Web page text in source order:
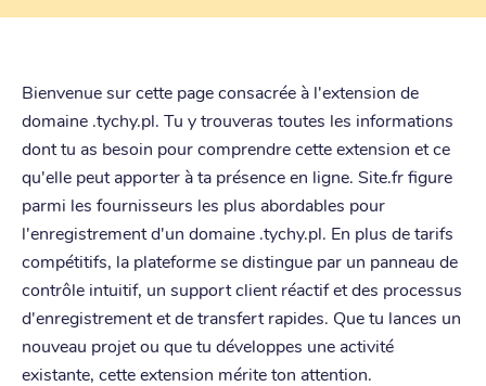
Bienvenue sur cette page consacrée à l'extension de
domaine .tychy.pl. Tu y trouveras toutes les informations
dont tu as besoin pour comprendre cette extension et ce
qu'elle peut apporter à ta présence en ligne. Site.fr figure
parmi les fournisseurs les plus abordables pour
l'enregistrement d'un domaine .tychy.pl. En plus de tarifs
compétitifs, la plateforme se distingue par un panneau de
contrôle intuitif, un support client réactif et des processus
d'enregistrement et de transfert rapides. Que tu lances un
nouveau projet ou que tu développes une activité
existante, cette extension mérite ton attention.